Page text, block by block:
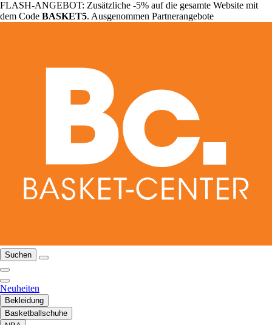
FLASH-ANGEBOT: Zusätzliche -5% auf die gesamte Website mit
dem Code BASKET5. Ausgenommen Partnerangebote
Suchen
Neuheiten
Bekleidung
Basketballschuhe